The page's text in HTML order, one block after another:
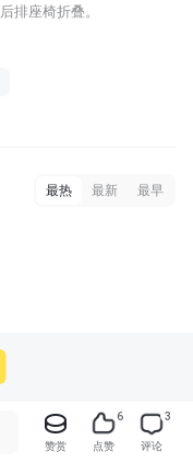
排座椅折叠。
最热 最新 最早
赞赏
6
点赞
3
评论